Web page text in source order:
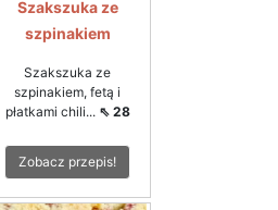
Szakszuka ze
szpinakiem
Szakszuka ze
szpinakiem, fetą i
płatkami chili... ⇖ 28
Zobacz przepis!